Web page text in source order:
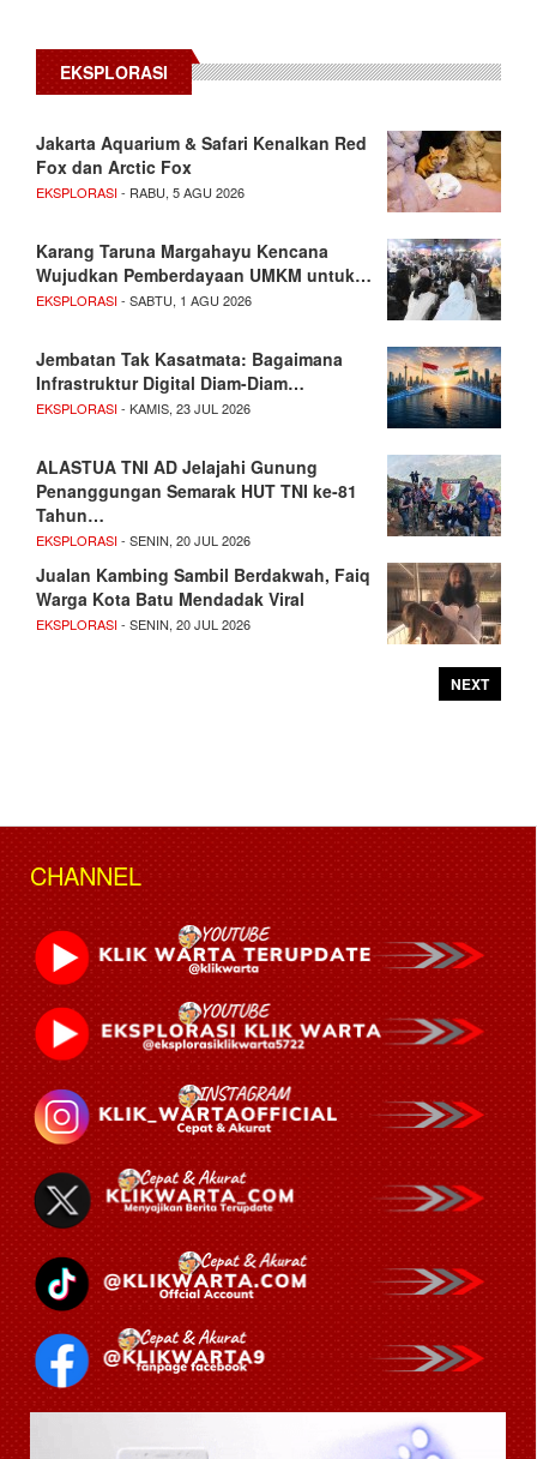
EKSPLORASI
Jakarta Aquarium & Safari Kenalkan Red
Fox dan Arctic Fox
EKSPLORASI- RABU, 5 AGU 2026
Karang Taruna Margahayu Kencana
Wujudkan Pemberdayaan UMKM untuk…
EKSPLORASI- SABTU, 1 AGU 2026
Jembatan Tak Kasatmata: Bagaimana
Infrastruktur Digital Diam-Diam…
EKSPLORASI- KAMIS, 23 JUL 2026
ALASTUA TNI AD Jelajahi Gunung
Penanggungan Semarak HUT TNI ke-81
Tahun…
EKSPLORASI- SENIN, 20 JUL 2026
Jualan Kambing Sambil Berdakwah, Faiq
Warga Kota Batu Mendadak Viral
EKSPLORASI- SENIN, 20 JUL 2026
NEXT
CHANNEL